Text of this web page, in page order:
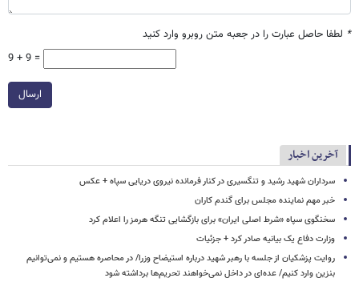
* لطفا حاصل عبارت را در جعبه متن روبرو وارد کنید
9 + 9 =
ارسال
آخرین اخبار
سرداران شهید رشید و تنگسیری در کنار فرمانده نیروی دریایی سپاه + عکس
خبر مهم نماینده مجلس برای گندم کاران
سخنگوی سپاه «شرط اصلی ایران» برای بازگشایی تنگه هرمز را اعلام کرد
وزارت دفاع یک بیانیه صادر کرد + جزئیات
روایت پزشکیان از جلسه با رهبر شهید درباره استیضاح وزرا/ در محاصره هستیم و نمی‌توانیم
بنزین وارد کنیم/ عده‌ای در داخل نمی‌خواهند تحریم‌ها برداشته شود